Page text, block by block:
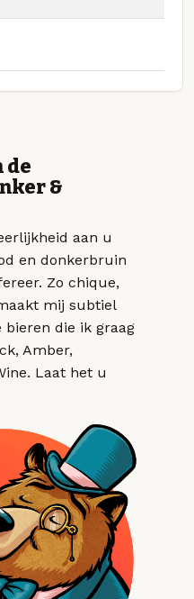
de
&
aan u
en donkerbruin
Zo chique,
mij subtiel
bieren die ik graag
Amber,
Laat het u